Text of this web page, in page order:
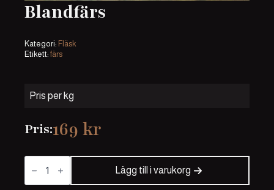
Blandfärs
Kategori: Fläsk
Etikett: färs
Pris per kg
Pris:169 kr
Blandfärs
mängd
Lägg till i varukorg